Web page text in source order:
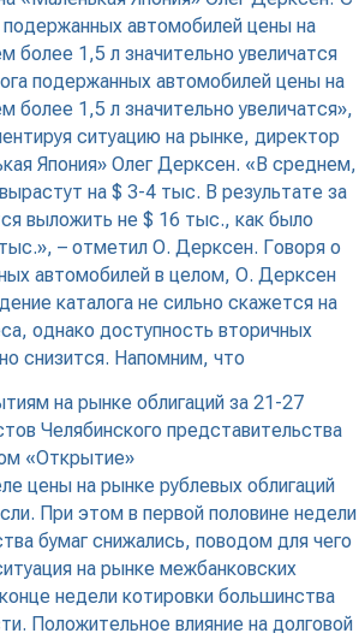
подержанных автомобилей цены на
более 1,5 л значительно увеличатся
подержанных автомобилей цены на
более 1,5 л значительно увеличатся»,
ситуацию на рынке, директор
Япония» Олег Дерксен. «В среднем,
на $ 3-4 тыс. В результате за
выложить не $ 16 тыс., как было
– отметил О. Дерксен. Говоря о
автомобилей в целом, О. Дерксен
каталога не сильно скажется на
однако доступность вторичных
снизится. Напомним, что
на рынке облигаций за 21-27
Челябинского представительства
«Открытие»
цены на рынке рублевых облигаций
При этом в первой половине недели
бумаг снижались, поводом для чего
на рынке межбанковских
недели котировки большинства
Положительное влияние на долговой